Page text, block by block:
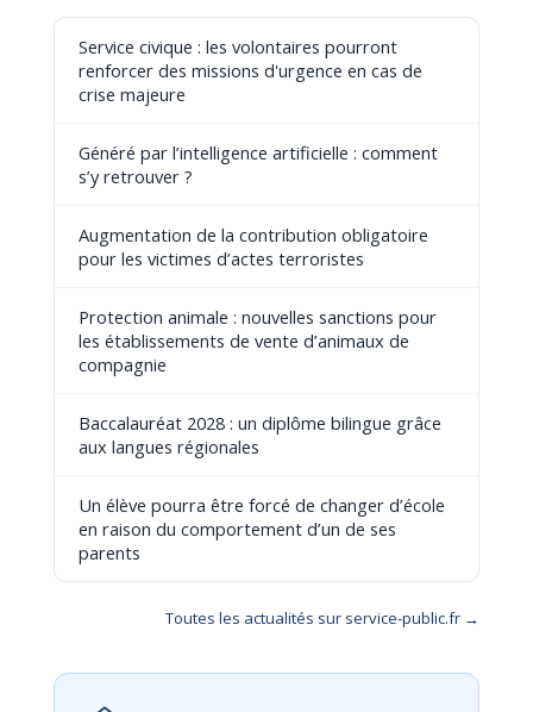
Service civique : les volontaires pourront
renforcer des missions d'urgence en cas de
crise majeure
Généré par l’intelligence artificielle : comment
s’y retrouver ?
Augmentation de la contribution obligatoire
pour les victimes d’actes terroristes
Protection animale : nouvelles sanctions pour
les établissements de vente d’animaux de
compagnie
Baccalauréat 2028 : un diplôme bilingue grâce
aux langues régionales
Un élève pourra être forcé de changer d’école
en raison du comportement d’un de ses
parents
Toutes les actualités sur service-public.fr →